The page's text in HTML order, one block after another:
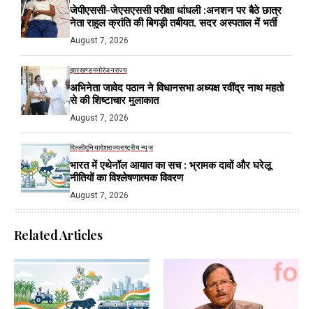
जेपीएससी-जेएसएससी परीक्षा धांधली :अनशन पर बैठे छात्र
नेता राहुल क्रांति की बिगड़ी तबीयत, सदर अस्पताल में भर्ती
August 7, 2026
झारखण्डमनोरंजनराज्य
अभिनेता जावेद पठान ने विधानसभा अध्यक्ष रवींद्र नाथ महतो
से की शिष्टाचार मुलाकात
August 7, 2026
दिल्लीदुनियादेशराज्यराष्ट्रीय न्यूज
भारत में एथेनॉल आयात का सच : भ्रामक दावों और घरेलू
नीतियों का विश्लेषणात्मक विवरण
August 7, 2026
Related Articles